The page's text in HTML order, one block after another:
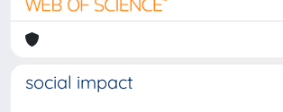
social impact